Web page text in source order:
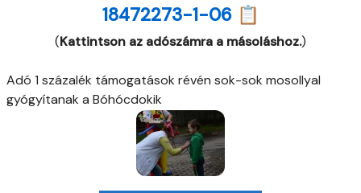
18472273-1-06 📋
(Kattintson az adószámra a másoláshoz.)
Adó 1 százalék támogatások révén sok-sok mosollyal
gyógyítanak a Bóhócdokik